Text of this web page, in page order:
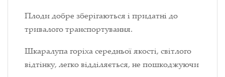
Плоди добре зберігаються і придатні до
тривалого транспортування.
Шкаралупа горіха середньої якості, світлого
відтінку, легко відділяється, не пошкоджуючи